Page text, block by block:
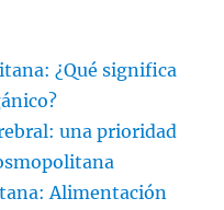
¿Qué significa
una prioridad
Alimentación